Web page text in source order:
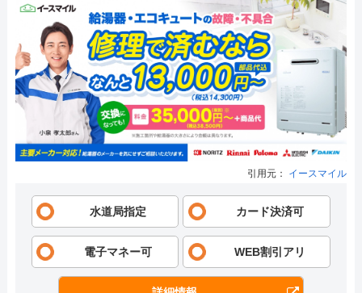
引用元： イースマイル
水道局指定 カード決済可
電子マネー可 WEB割引アリ